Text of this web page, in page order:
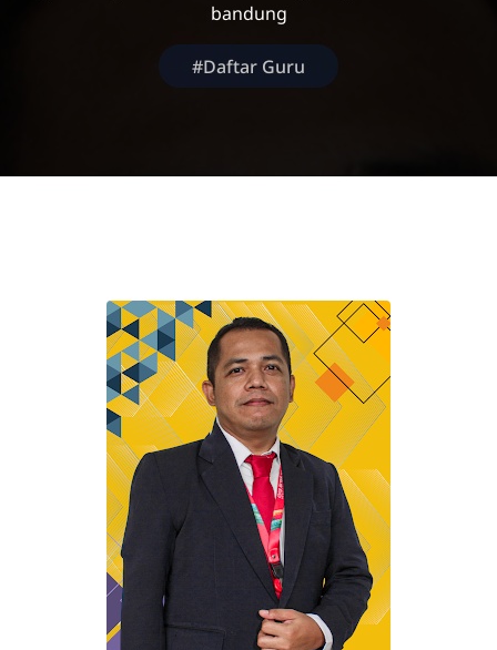
bandung
#Daftar Guru